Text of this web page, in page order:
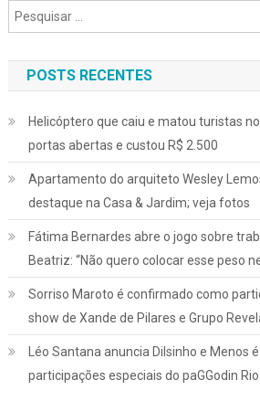
POSTS RECENTES
Helicóptero que caiu e matou turistas
portas abertas e custou R$ 2.500
Apartamento do arquiteto Wesley
destaque na Casa & Jardim; veja fotos
Fátima Bernardes abre o jogo sobre
Beatriz: “Não quero colocar esse peso
Sorriso Maroto é confirmado como
show de Xande de Pilares e Grupo
Léo Santana anuncia Dilsinho e Menos
participações especiais do paGGodin